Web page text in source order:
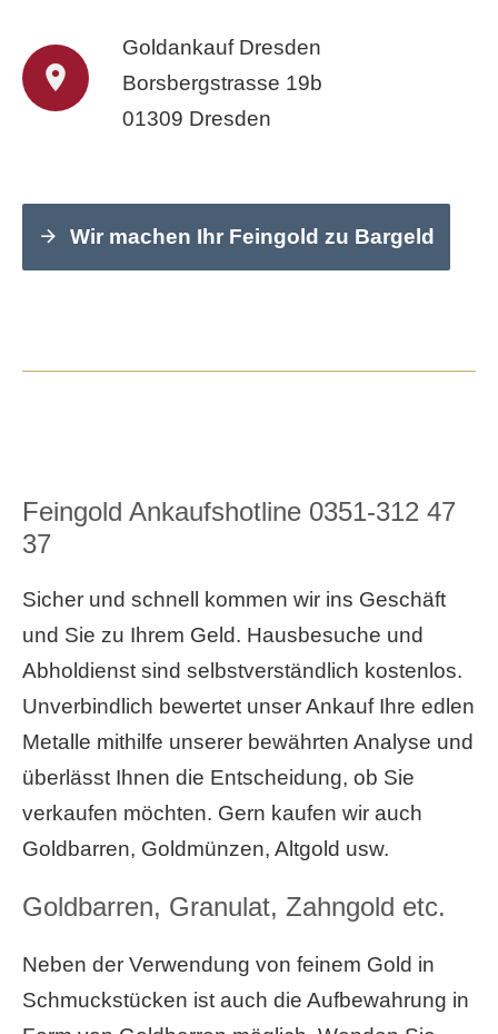
Goldankauf Dresden
Borsbergstrasse 19b
01309 Dresden
Wir machen Ihr Feingold zu Bargeld
Feingold Ankaufshotline 0351-312 47
37
Sicher und schnell kommen wir ins Geschäft
und Sie zu Ihrem Geld. Hausbesuche und
Abholdienst sind selbstverständlich kostenlos.
Unverbindlich bewertet unser Ankauf Ihre edlen
Metalle mithilfe unserer bewährten Analyse und
überlässt Ihnen die Entscheidung, ob Sie
verkaufen möchten. Gern kaufen wir auch
Goldbarren, Goldmünzen, Altgold usw.
Goldbarren, Granulat, Zahngold etc.
Neben der Verwendung von feinem Gold in
Schmuckstücken ist auch die Aufbewahrung in